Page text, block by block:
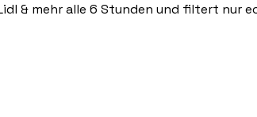
& mehr alle 6 Stunden und filtert nur